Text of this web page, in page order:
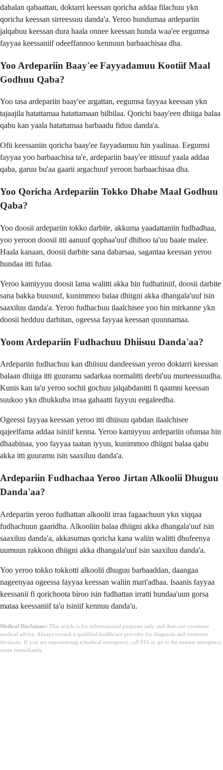
dabalan qabaattan, doktarri keessan qoricha addaa filachuu ykn
qoricha keessan sirreessuu danda'a. Yeroo hundumaa ardepariin
jalqabuu keessan dura haala onnee keessan hunda waa'ee eegumsa
fayyaa keessaniif odeeffannoo kennuun barbaachisaa dha.
Yoo Ardepariin Baay'ee Fayyadamuu Kootiif Maal
Godhuu Qaba?
Yoo tasa ardepariin baay'ee argattan, eegumsa fayyaa keessan ykn
tajaajila hatattamaa hatattamaan bilbilaa. Qorichi baay'een dhiiga balaa
qabu kan yaala hatattamaa barbaadu fiduu danda'a.
Ofii keessaniin qoricha baay'ee fayyadamuu hin yaalinaa. Eegumsi
fayyaa yoo barbaachisa ta'e, ardepariin baay'ee ittisuuf yaala addaa
qaba, garuu bu'aa gaarii argachuuf yeroon barbaachisaa dha.
Yoo Qoricha Ardepariin Tokko Dhabe Maal Godhuu
Qaba?
Yoo doosii ardepariin tokko darbite, akkuma yaadattaniin fudhadhaa,
yoo yeroon doosii itti aanuuf qophaa'uuf dhihoo ta'uu baate malee.
Haala kanaan, doosii darbite sana dabarsaa, sagantaa keessan yeroo
hundaa itti fufaa.
Yeroo kamiyyuu doosii lama walitti akka hin fudhatiniif, doosii darbite
sana bakka buusuuf, kunimmoo balaa dhiigni akka dhangala'uuf isin
saaxiluu danda'a. Yeroo fudhachuu ilaalchisee yoo hin mirkanne ykn
doosii hedduu darbitan, ogeessa fayyaa keessan quunnamaa.
Yoom Ardepariin Fudhachuu Dhiisuu Danda'aa?
Ardepariin fudhachuu kan dhiisuu dandeessan yeroo doktarri keessan
balaan dhiiga itti guuramu sadarkaa normalitti deebi'uu murteessuudha.
Kunis kan ta'u yeroo sochii gochuu jalqabdanitti fi qaamni keessan
suukoo ykn dhukkuba irraa gahaatti fayyuu eegaleedha.
Ogeessi fayyaa keessan yeroo itti dhiisuu qabdan ilaalchisee
qajeelfama addaa isiniif kenna. Yeroo kamiyyuu ardepariin ofumaa hin
dhaabinaa, yoo fayyaa taatan iyyuu, kunimmoo dhiigni balaa qabu
akka itti guuramu isin saaxiluu danda'a.
Ardepariin Fudhachaa Yeroo Jirtan Alkoolii Dhuguu
Danda'aa?
Ardepariin yeroo fudhattan alkoolii irraa fagaachuun ykn xiqqaa
fudhachuun gaaridha. Alkooliin balaa dhiigni akka dhangala'uuf isin
saaxiluu danda'a, akkasumas qoricha kana waliin walitti dhufeenya
uumuun rakkoon dhiigni akka dhangala'uuf isin saaxiluu danda'a.
Yoo yeroo tokko tokkotti alkoolii dhuguu barbaaddan, daangaa
nageenyaa ogeessa fayyaa keessan waliin mari'adhaa. Isaanis fayyaa
keessanii fi qorichoota biroo isin fudhattan irratti hundaa'uun gorsa
mataa keessaniif ta'u isiniif kennuu danda'u.
Medical Disclaimer: This article is for informational purposes only and does not constitute
medical advice. Always consult a qualified healthcare provider for diagnosis and treatment
decisions. If you are experiencing a medical emergency, call 911 or go to the nearest emergency
room immediately.